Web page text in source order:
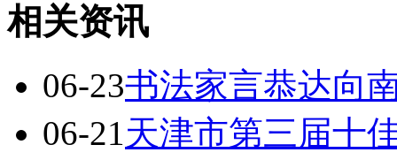
相关资讯
06-23书法家言恭达向
06-21天津市第三届十